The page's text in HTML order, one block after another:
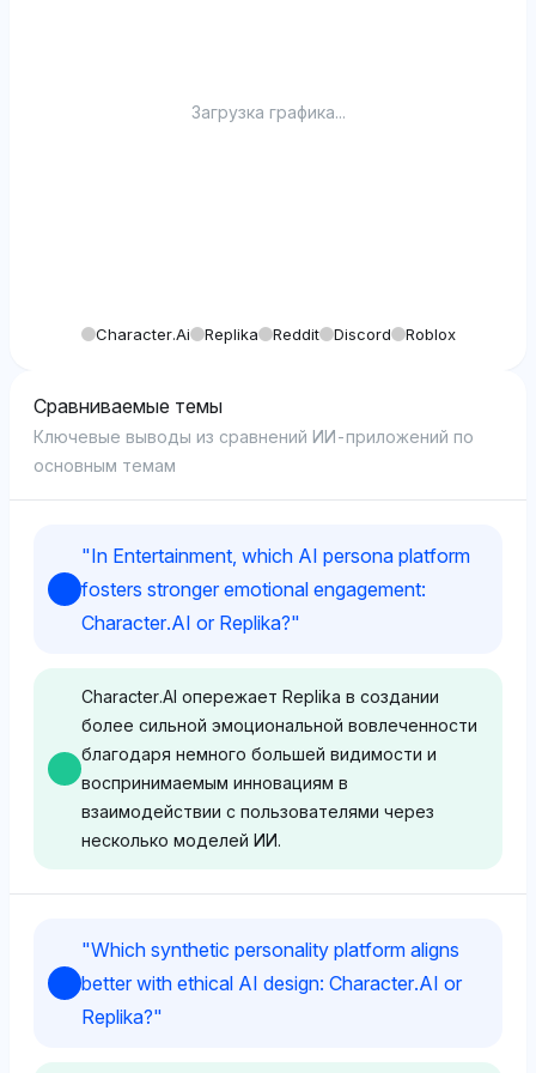
Загрузка графика...
Character.ai Replika Reddit Discord Roblox
Сравниваемые темы
Ключевые выводы из сравнений ИИ-приложений по
основным темам
"In Entertainment, which AI persona platform
fosters stronger emotional engagement:
Character.AI or Replika?"
Character.AI опережает Replika в создании
более сильной эмоциональной вовлеченности
благодаря немного большей видимости и
воспринимаемым инновациям в
взаимодействии с пользователями через
несколько моделей ИИ.
Perplexity не показывает явного предпочтения
между Character.AI и Replika, обе имеют долю
видимости 2.7% и сохраняют нейтральный тон.
"Which synthetic personality platform aligns
better with ethical AI design: Character.AI or
Replika?"